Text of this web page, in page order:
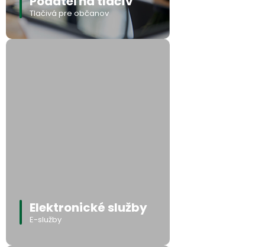
Tlačivá pre občanov
Elektronické služby
E-služby